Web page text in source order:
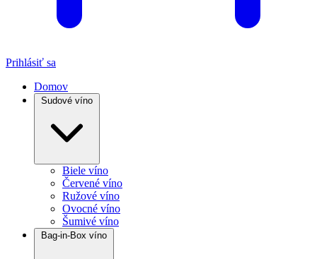
Prihlásiť sa
Domov
Sudové víno
Biele víno
Červené víno
Ružové víno
Ovocné víno
Šumivé víno
Bag-in-Box víno